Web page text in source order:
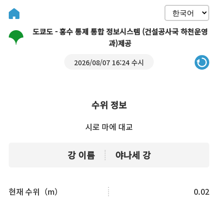
도쿄도 - 홍수 통제 통합 정보시스템 (건설공사국 하천운영
과)제공
2026/08/07 16:24 수시
수위 정보
시로 마에 대교
강 이름 야나세 강
현재 수위（m）
0.02